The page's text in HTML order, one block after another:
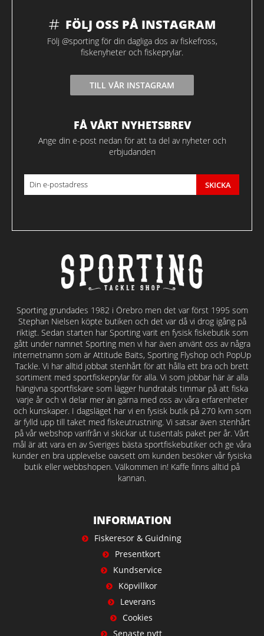
FÖLJ OSS PÅ INSTAGRAM
Följ @sporting för din dagliga dos av fiskefross,
fiskenyheter och fiskeprylar.
TILL VÅR INSTAGRAM
FÅ VÅRT NYHETSBREV
Ange din e-post nedan för att ta del av nyheter och
erbjudanden
SKICKA
Sporting grundades 1982 i Örebro men det var först 1995 som
Stephan Nielsen köpte butiken och det var då vi drog igång på
riktigt. Sedan starten har Sporting varit en fysisk fiskebutik som
gått under namnet Sporting men vi har även använt oss av några
internetnamn som är Attitude Baits, Sporting Flyshop och PopUp
Tackle. Vi har alltid jobbat stenhårt för att hålla ett bra och brett
sortiment med sportfiskeprylar för alla. Vi som jobbar här är alla
hängivna sportfiskare som lägger hundratals timmar på att fiska
varje år och vi delar mer än gärna med oss av våra erfarenheter
och kunskaper. I dagsläget har vi en fysisk butik på 270 kvm som
är fylld upp till taket med fiskeutrustning. Vi satsar även stenhårt
på vår webshop varifrån vi skickar ut tusentals paket per år. Vårt
mål är att vara en av Sveriges bästa sportfiskebutiker och ge våra
kunder en bra upplevelse oavsett om kunden besöker vår fysiska
butik eller webbshopen. Välkommen in! Kaffe finns alltid på
kannan.
INFORMATION
Fiskeresor & Guidning
Presentkort
Kundservice
Köpvillkor
Leverans
Cookies
Senaste nytt